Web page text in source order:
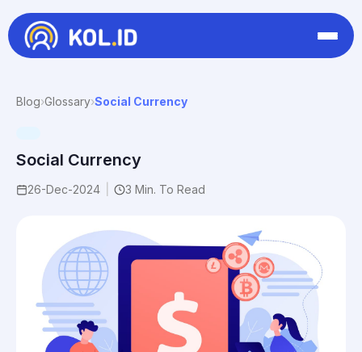
Blog›Glossary›Social Currency
Social Currency
26-Dec-2024 3 Min. To Read